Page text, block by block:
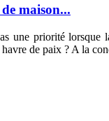
maison...
une priorité lorsque
de paix ? A la